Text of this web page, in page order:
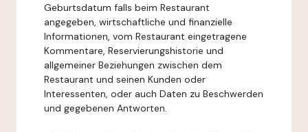
Geburtsdatum falls beim Restaurant
angegeben, wirtschaftliche und finanzielle
Informationen, vom Restaurant eingetragene
Kommentare, Reservierungshistorie und
allgemeiner Beziehungen zwischen dem
Restaurant und seinen Kunden oder
Interessenten, oder auch Daten zu Beschwerden
und gegebenen Antworten.